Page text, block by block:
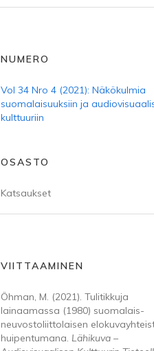
NUMERO
Vol 34 Nro 4 (2021): Näkökulmia
suomalaisuuksiin ja
kulttuuriin
OSASTO
Katsaukset
VIITTAAMINEN
Öhman, M. (2021). Tulitikkuja
lainaamassa (1980) suomalais-
neuvostoliittolaisen
huipentumana. Lähikuva –